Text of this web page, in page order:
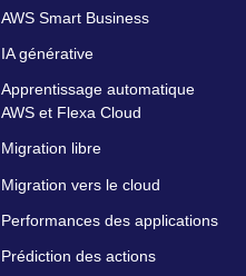
AWS Smart Business
IA générative
Apprentissage automatique
AWS et Flexa Cloud
Migration libre
Migration vers le cloud
Performances des applications
Prédiction des actions